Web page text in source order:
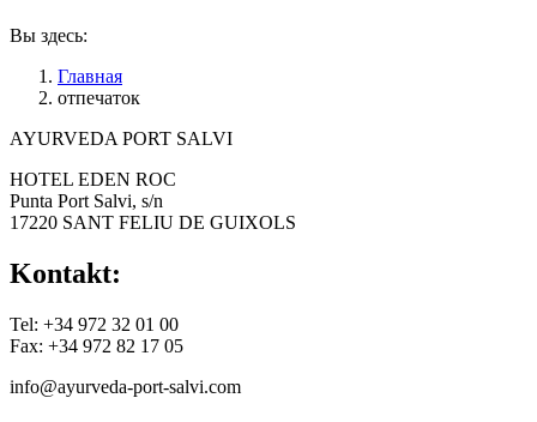
Вы здесь:
Главная
отпечаток
AYURVEDA PORT SALVI
HOTEL EDEN ROC
Punta Port Salvi, s/n
17220 SANT FELIU DE GUIXOLS
Kontakt:
Tel: +34 972 32 01 00
Fax: +34 972 82 17 05
info@ayurveda-port-salvi.com